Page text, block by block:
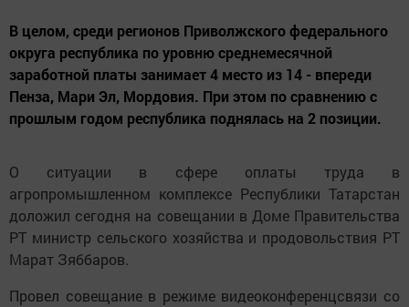
В целом, среди регионов Приволжского федерального
округа республика по уровню среднемесячной
заработной платы занимает 4 место из 14 - впереди
Пенза, Мари Эл, Мордовия. При этом по сравнению с
прошлым годом республика поднялась на 2 позиции.
О ситуации в сфере оплаты труда в
агропромышленном комплексе Республики Татарстан
доложил сегодня на совещании в Доме Правительства
РТ министр сельского хозяйства и продовольствия РТ
Марат Зяббаров.
Провел совещание в режиме видеоконференцсвязи со